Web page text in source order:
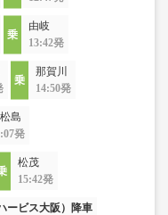
由岐
13:42発
那賀川
14:50発
島
発
松茂
15:42発
ービス大阪）降車